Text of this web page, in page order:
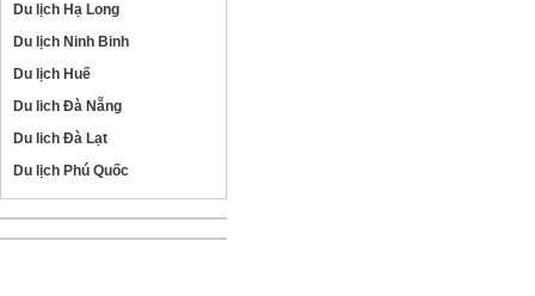
Du lịch Hạ Long
Du lịch Ninh Binh
Du lịch Huế
Du lich Đà Nẵng
Du lich Đà Lạt
Du lịch Phú Quốc